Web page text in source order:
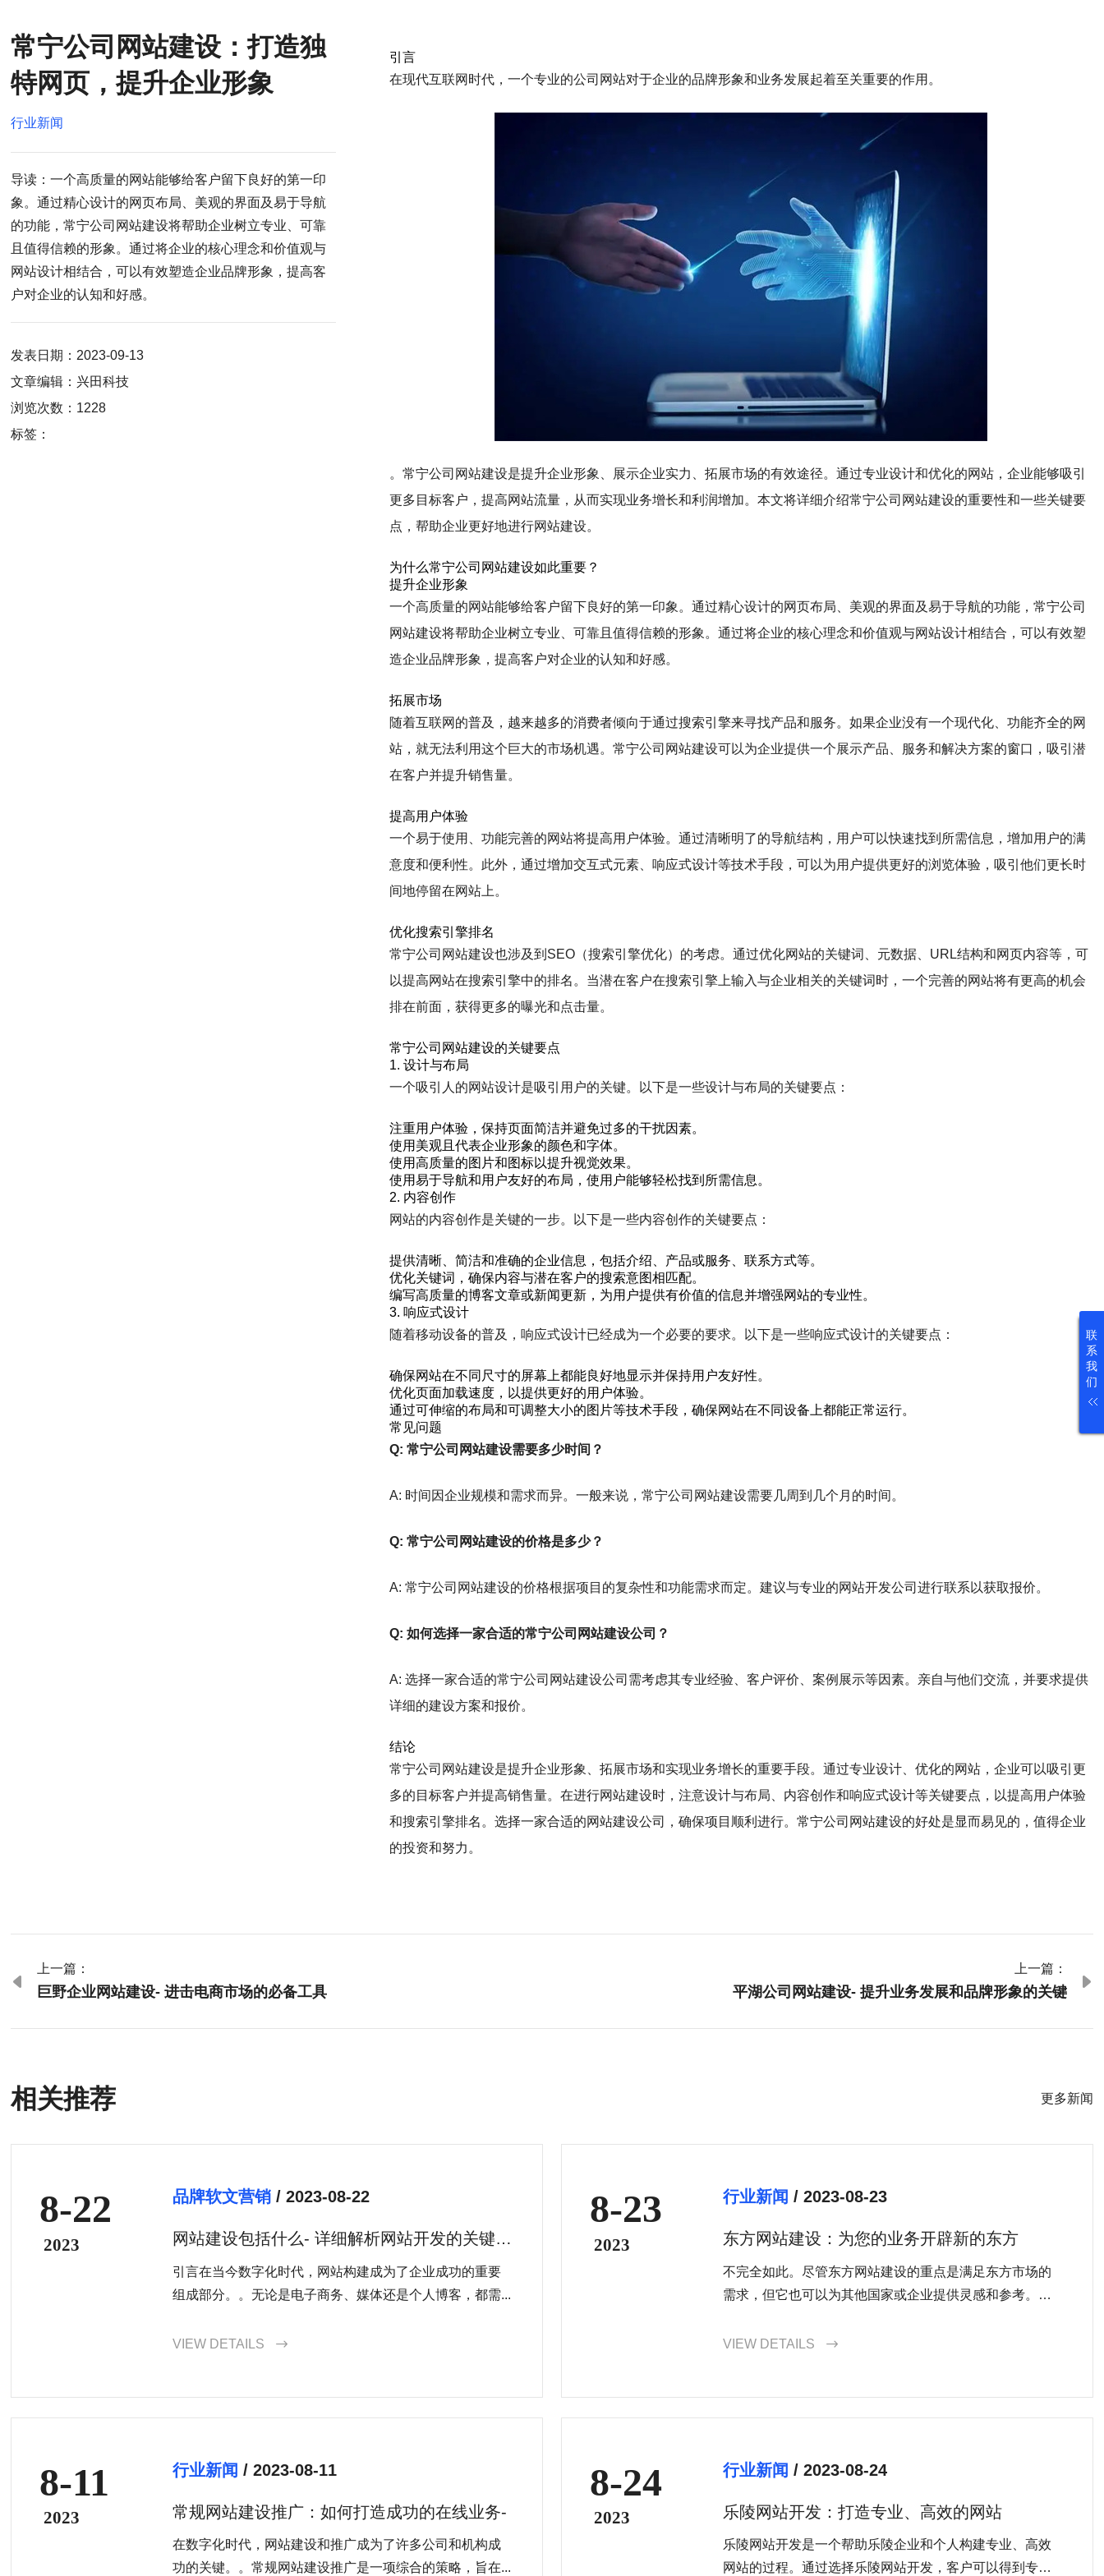
联
系
我
们
常宁公司网站建设：打造独
特网页，提升企业形象
行业新闻
导读：一个高质量的网站能够给客户留下良好的第一印
象。通过精心设计的网页布局、美观的界面及易于导航
的功能，常宁公司网站建设将帮助企业树立专业、可靠
且值得信赖的形象。通过将企业的核心理念和价值观与
网站设计相结合，可以有效塑造企业品牌形象，提高客
户对企业的认知和好感。
发表日期：2023-09-13
文章编辑：兴田科技
浏览次数：1228
标签：
引言
在现代互联网时代，一个专业的公司网站对于企业的品牌形象和业务发展起着至关重要的作用。
。常宁公司网站建设是提升企业形象、展示企业实力、拓展市场的有效途径。通过专业设计和优化的网站，企业能够吸引
更多目标客户，提高网站流量，从而实现业务增长和利润增加。本文将详细介绍常宁公司网站建设的重要性和一些关键要
点，帮助企业更好地进行网站建设。
为什么常宁公司网站建设如此重要？
提升企业形象
一个高质量的网站能够给客户留下良好的第一印象。通过精心设计的网页布局、美观的界面及易于导航的功能，常宁公司
网站建设将帮助企业树立专业、可靠且值得信赖的形象。通过将企业的核心理念和价值观与网站设计相结合，可以有效塑
造企业品牌形象，提高客户对企业的认知和好感。
拓展市场
随着互联网的普及，越来越多的消费者倾向于通过搜索引擎来寻找产品和服务。如果企业没有一个现代化、功能齐全的网
站，就无法利用这个巨大的市场机遇。常宁公司网站建设可以为企业提供一个展示产品、服务和解决方案的窗口，吸引潜
在客户并提升销售量。
提高用户体验
一个易于使用、功能完善的网站将提高用户体验。通过清晰明了的导航结构，用户可以快速找到所需信息，增加用户的满
意度和便利性。此外，通过增加交互式元素、响应式设计等技术手段，可以为用户提供更好的浏览体验，吸引他们更长时
间地停留在网站上。
优化搜索引擎排名
常宁公司网站建设也涉及到SEO（搜索引擎优化）的考虑。通过优化网站的关键词、元数据、URL结构和网页内容等，可
以提高网站在搜索引擎中的排名。当潜在客户在搜索引擎上输入与企业相关的关键词时，一个完善的网站将有更高的机会
排在前面，获得更多的曝光和点击量。
常宁公司网站建设的关键要点
1. 设计与布局
一个吸引人的网站设计是吸引用户的关键。以下是一些设计与布局的关键要点：
注重用户体验，保持页面简洁并避免过多的干扰因素。
使用美观且代表企业形象的颜色和字体。
使用高质量的图片和图标以提升视觉效果。
使用易于导航和用户友好的布局，使用户能够轻松找到所需信息。
2. 内容创作
网站的内容创作是关键的一步。以下是一些内容创作的关键要点：
提供清晰、简洁和准确的企业信息，包括介绍、产品或服务、联系方式等。
优化关键词，确保内容与潜在客户的搜索意图相匹配。
编写高质量的博客文章或新闻更新，为用户提供有价值的信息并增强网站的专业性。
3. 响应式设计
随着移动设备的普及，响应式设计已经成为一个必要的要求。以下是一些响应式设计的关键要点：
确保网站在不同尺寸的屏幕上都能良好地显示并保持用户友好性。
优化页面加载速度，以提供更好的用户体验。
通过可伸缩的布局和可调整大小的图片等技术手段，确保网站在不同设备上都能正常运行。
常见问题
Q: 常宁公司网站建设需要多少时间？
A: 时间因企业规模和需求而异。一般来说，常宁公司网站建设需要几周到几个月的时间。
Q: 常宁公司网站建设的价格是多少？
A: 常宁公司网站建设的价格根据项目的复杂性和功能需求而定。建议与专业的网站开发公司进行联系以获取报价。
Q: 如何选择一家合适的常宁公司网站建设公司？
A: 选择一家合适的常宁公司网站建设公司需考虑其专业经验、客户评价、案例展示等因素。亲自与他们交流，并要求提供
详细的建设方案和报价。
结论
常宁公司网站建设是提升企业形象、拓展市场和实现业务增长的重要手段。通过专业设计、优化的网站，企业可以吸引更
多的目标客户并提高销售量。在进行网站建设时，注意设计与布局、内容创作和响应式设计等关键要点，以提高用户体验
和搜索引擎排名。选择一家合适的网站建设公司，确保项目顺利进行。常宁公司网站建设的好处是显而易见的，值得企业
的投资和努力。

上一篇：
巨野企业网站建设- 进击电商市场的必备工具
上一篇：
平湖公司网站建设- 提升业务发展和品牌形象的关键

相关推荐 更多新闻
8-22
2023
品牌软文营销/ 2023-08-22
网站建设包括什么- 详细解析网站开发的关键要
引言在当今数字化时代，网站构建成为了企业成功的重要
组成部分。。无论是电子商务、媒体还是个人博客，都需...
VIEW DETAILS 
8-23
2023
行业新闻 / 2023-08-23
东方网站建设：为您的业务开辟新的东方
不完全如此。尽管东方网站建设的重点是满足东方市场的
需求，但它也可以为其他国家或企业提供灵感和参考。东
以帮助企业在其他市场中建立一个独特而有吸引力的在线
VIEW DETAILS 
8-11
2023
行业新闻/ 2023-08-11
常规网站建设推广：如何打造成功的在线业务-
在数字化时代，网站建设和推广成为了许多公司和机构成
功的关键。。常规网站建设推广是一项综合的策略，旨在...
8-24
2023
行业新闻 / 2023-08-24
乐陵网站开发：打造专业、高效的网站
乐陵网站开发是一个帮助乐陵企业和个人构建专业、高效
网站的过程。通过选择乐陵网站开发，客户可以得到专业